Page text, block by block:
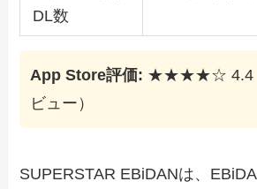
DL数
App Store評価: ★★★★☆ 4.4
ビュー）
SUPERSTAR EBiDANは、